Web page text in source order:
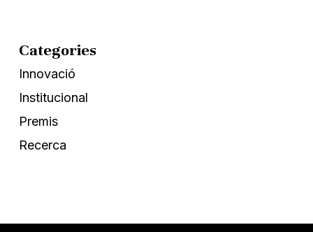
Categories
Innovació
Institucional
Premis
Recerca